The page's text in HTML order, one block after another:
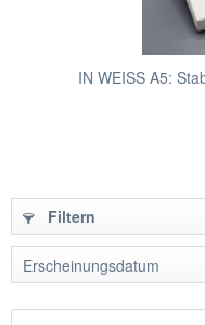
IN WEISS A5:
Filtern